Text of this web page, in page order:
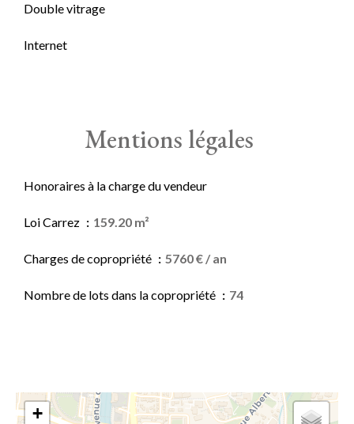
Double vitrage
Internet
Mentions légales
Honoraires à la charge du vendeur
Loi Carrez 159.20 m²
Charges de copropriété 5760 € / an
Nombre de lots dans la copropriété 74
+